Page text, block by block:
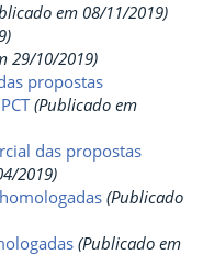
em 08/11/2019)
29/10/2019)
propostas
(Publicado em
das propostas
2019)
(Publicado
(Publicado em